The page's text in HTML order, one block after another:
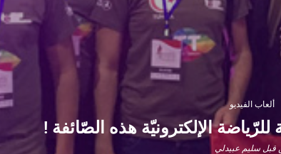
ألعاب الفيديو
الإلكترونيّة هذه الصّائفة !
قبل سليم عبيدلي